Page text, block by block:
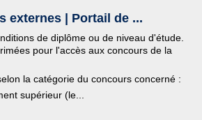
externes | Portail de ...
de diplôme ou de niveau d'étude.
pour l'accès aux concours de la
la catégorie du concours concerné :
supérieur (le...